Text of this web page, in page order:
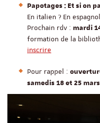
Papotages : Et si on
En italien ? En
Prochain rdv : mardi
formation de la
inscrire
Pour rappel :
samedis 18 et 25